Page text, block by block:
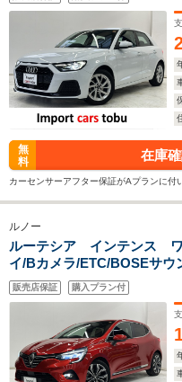
プアシスト/シートヒーター/
無
料
在庫
カーセンサーアフター保証がAプランに付
ルノー
ルーテシア インテンス ワ
イ/Bカメラ/ETC/BOSEサウ
コントロール/ブラインドス
ー/LEDヘッドライト/スマー
販売店保証 購入プラン付